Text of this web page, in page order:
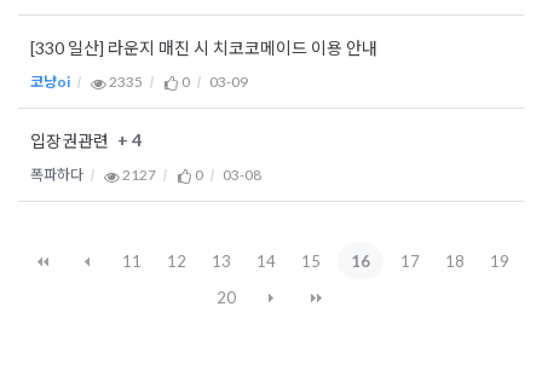
[330 일산] 라운지 매진 시 치코코메이드 이용 안내
코냥oi 2335 0 03-09
입장권관련 + 4
폭파하다 2127 0 03-08
11 12 13 14 15 16 17 18
19
20